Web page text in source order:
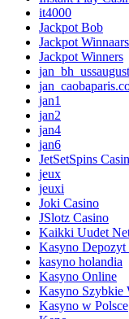
it4000
Jackpot Bob
Jackpot Winnaars
Jackpot Winners
jan1
jan2
jan4
jan6
JetSetSpins
jeux
jeuxi
Joki Casino
JSlotz Casino
Kaikki Uudet
Kasyno Depozyt
kasyno holandia
Kasyno Online
Kasyno Szybkie
Kasyno w Polsce